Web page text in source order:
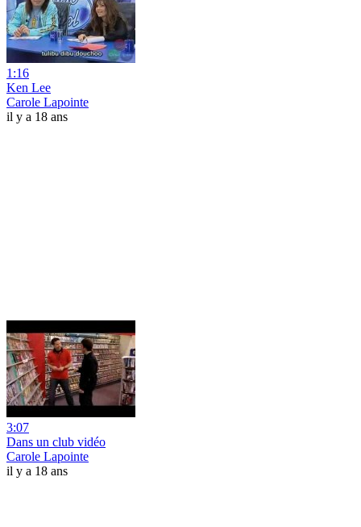
1:16
Ken Lee
Carole Lapointe
il y a 18 ans
3:07
Dans un club vidéo
Carole Lapointe
il y a 18 ans